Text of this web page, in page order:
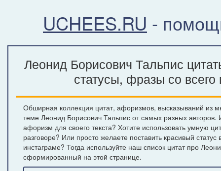
UCHEES.RU -
Леонид Борисович Тальпис
статусы, фразы со
Обширная коллекция цитат, афоризмов, высказываний из
теме Леонид Борисович Тальпис от самых разных
афоризм для своего текста? Хотите использовать умную
разговоре? Или просто желаете поставить красивый статус
инстаграме? Тогда используйте наш список цитат про
сформированный на этой странице.